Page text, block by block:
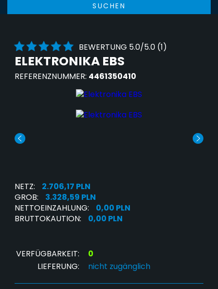
SUCHEN
BEWERTUNG 5.0/5.0 (1)
ELEKTRONIKA EBS
REFERENZNUMMER: 4461350410
NETZ:
2.706,17 PLN
GROB:
3.328,59 PLN
NETTOEINZAHLUNG:
0,00 PLN
BRUTTOKAUTION:
0,00 PLN
VERFÜGBARKEIT:
0
LIEFERUNG:
nicht zugänglich